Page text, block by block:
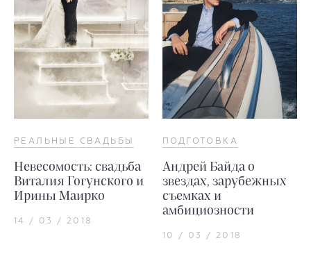
РЕАЛЬНЫЕ СВАДЬБЫ
Невесомость: свадьба
Виталия Гогунского и
Ирины Маирко
14 / 03 / 2018
ПОДГОТОВКА
Андрей Байда о
звездах, зарубежных
съемках и
амбициозности
10 / 03 / 2018